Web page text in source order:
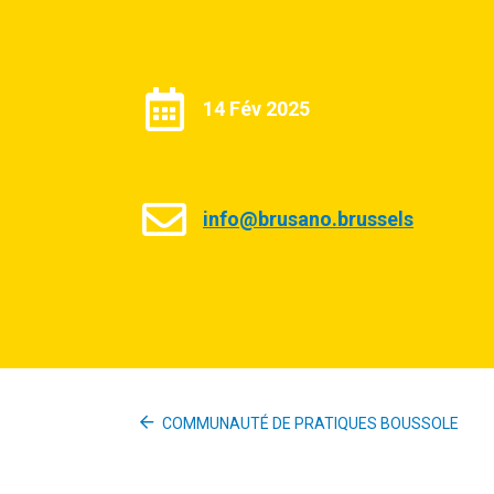
14 Fév 2025
info@brusano.brussels
COMMUNAUTÉ DE PRATIQUES BOUSSOLE